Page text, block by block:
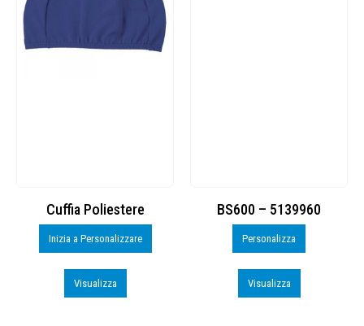
Cuffia Poliestere
Inizia a Personalizzare
Visualizza
BS600 – 5139960
Personalizza
Visualizza